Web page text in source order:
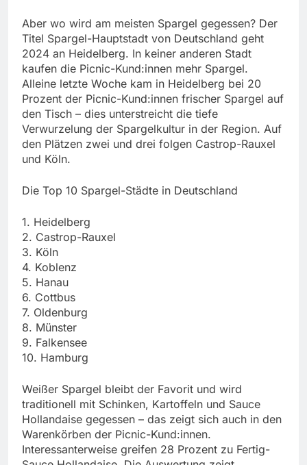
Aber wo wird am meisten Spargel gegessen? Der
Titel Spargel-Hauptstadt von Deutschland geht
2024 an Heidelberg. In keiner anderen Stadt
kaufen die Picnic-Kund:innen mehr Spargel.
Alleine letzte Woche kam in Heidelberg bei 20
Prozent der Picnic-Kund:innen frischer Spargel auf
den Tisch – dies unterstreicht die tiefe
Verwurzelung der Spargelkultur in der Region. Auf
den Plätzen zwei und drei folgen Castrop-Rauxel
und Köln.
Die Top 10 Spargel-Städte in Deutschland
1. Heidelberg
2. Castrop-Rauxel
3. Köln
4. Koblenz
5. Hanau
6. Cottbus
7. Oldenburg
8. Münster
9. Falkensee
10. Hamburg
Weißer Spargel bleibt der Favorit und wird
traditionell mit Schinken, Kartoffeln und Sauce
Hollandaise gegessen – das zeigt sich auch in den
Warenkörben der Picnic-Kund:innen.
Interessanterweise greifen 28 Prozent zu Fertig-